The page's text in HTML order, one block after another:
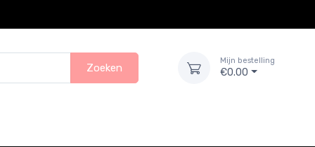
Zoeken
Mijn bestelling
€0.00